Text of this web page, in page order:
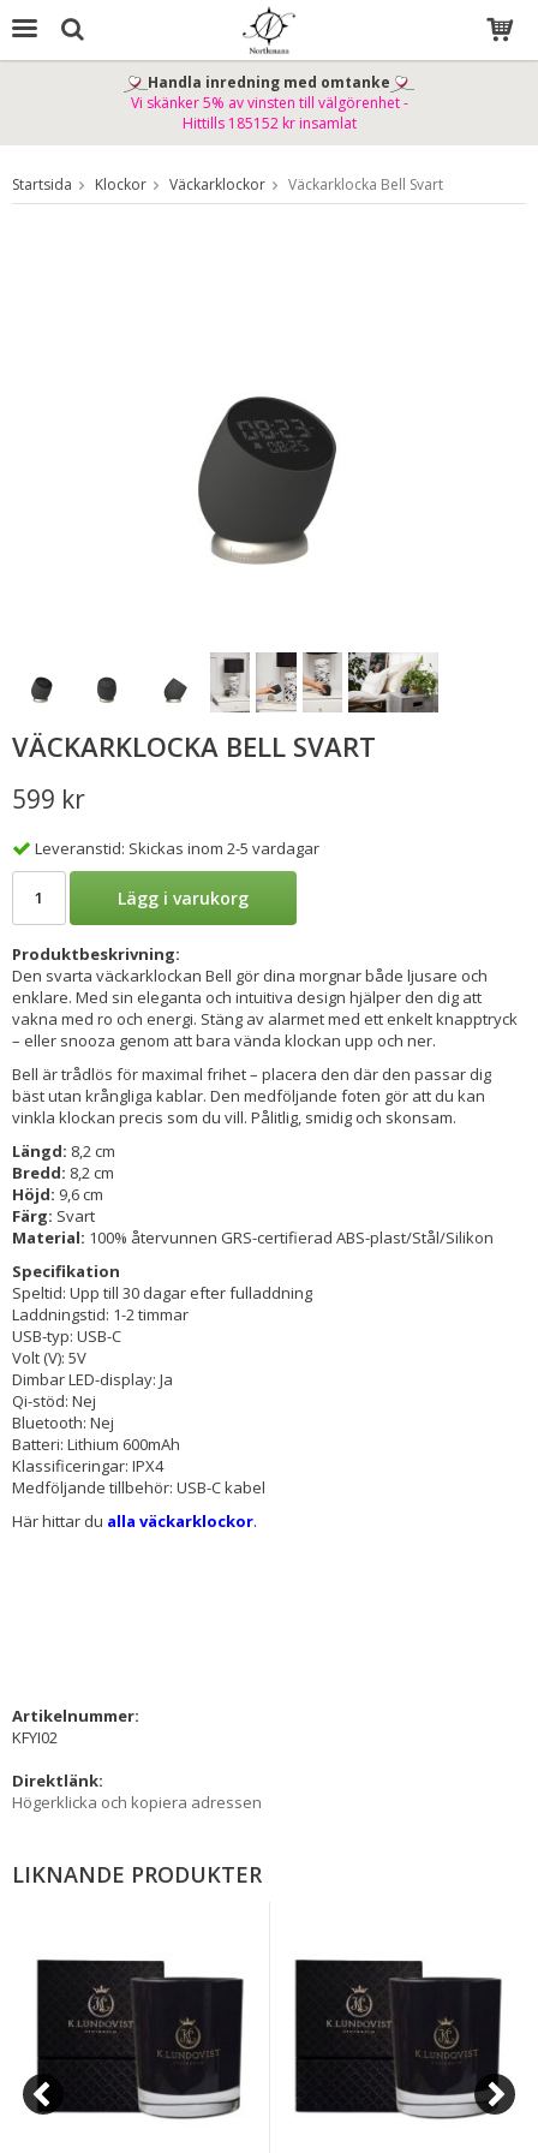
Produkten har blivit tillagd i varukorgen
Handla inredning med omtanke
Vi skänker 5% av vinsten till välgörenhet -
Hittills 185152 kr insamlat
Startsida Klockor Väckarklockor Väckarklocka Bell Svart
VÄCKARKLOCKA BELL SVART
599 kr
Leveranstid: Skickas inom 2-5 vardagar
Lägg i varukorg
Produktbeskrivning:
Den svarta väckarklockan Bell gör dina morgnar både ljusare och
enklare. Med sin eleganta och intuitiva design hjälper den dig att
vakna med ro och energi. Stäng av alarmet med ett enkelt knapptryck
– eller snooza genom att bara vända klockan upp och ner.
Bell är trådlös för maximal frihet – placera den där den passar dig
bäst utan krångliga kablar. Den medföljande foten gör att du kan
vinkla klockan precis som du vill. Pålitlig, smidig och skonsam.
Längd: 8,2 cm
Bredd: 8,2 cm
Höjd: 9,6 cm
Färg: Svart
Material: 100% återvunnen GRS-certifierad ABS-plast/Stål/Silikon
Specifikation
Speltid: Upp till 30 dagar efter fulladdning
Laddningstid: 1-2 timmar
USB-typ: USB-C
Volt (V): 5V
Dimbar LED-display: Ja
Qi-stöd: Nej
Bluetooth: Nej
Batteri: Lithium 600mAh
Klassificeringar: IPX4
Medföljande tillbehör: USB-C kabel
Här hittar du alla väckarklockor.
Artikelnummer:
KFYI02
Direktlänk:
Högerklicka och kopiera adressen
LIKNANDE PRODUKTER